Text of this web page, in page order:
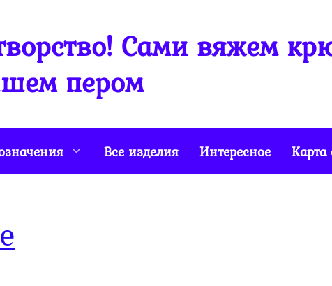
Сами вяжем
пером
Все изделия Интересное Карта